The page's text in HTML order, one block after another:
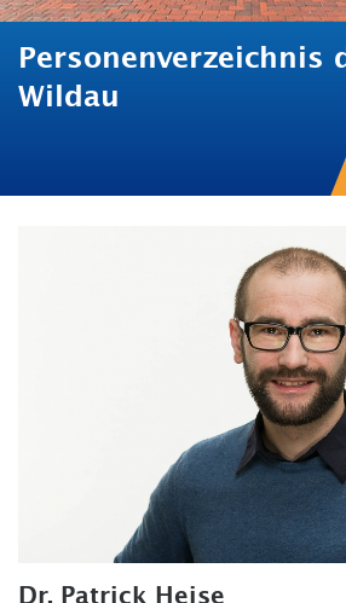
Personenverzeichnis
Wildau
Dr. Patrick Heise